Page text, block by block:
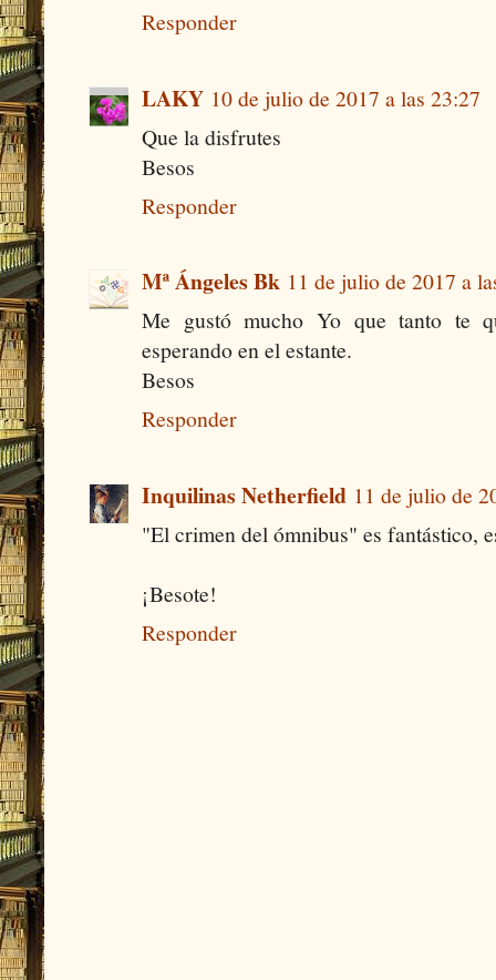
Responder
LAKY 10 de julio de 2017 a las 23:27
Que la disfrutes
Besos
Responder
Mª Ángeles Bk 11 de julio de 2017 a
Me gustó mucho Yo que tanto te
esperando en el estante.
Besos
Responder
Inquilinas Netherfield 11 de julio de
"El crimen del ómnibus" es fantástico,
¡Besote!
Responder